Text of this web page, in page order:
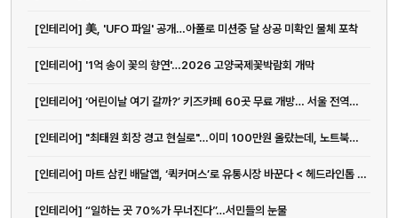
[인테리어] 美, 'UFO 파일' 공개…아폴로 미션중 달 상공 미확인 물체 포착
[인테리어] '1억 송이 꽃의 향연'…2026 고양국제꽃박람회 개막
[인테리어] ‘어린이날 여기 갈까?’ 키즈카페 60곳 무료 개방… 서울 전역이 놀이...
[인테리어] "최태원 회장 경고 현실로"…이미 100만원 올랐는데, 노트북값 더 오른다고?
[인테리어] 마트 삼킨 배달앱, ‘퀵커머스’로 유통시장 바꾼다 < 헤드라인톱 <...
[인테리어] “일하는 곳 70%가 무너진다”…서민들의 눈물